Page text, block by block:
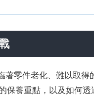
著零件老化、難以取
保養重點，以及如何